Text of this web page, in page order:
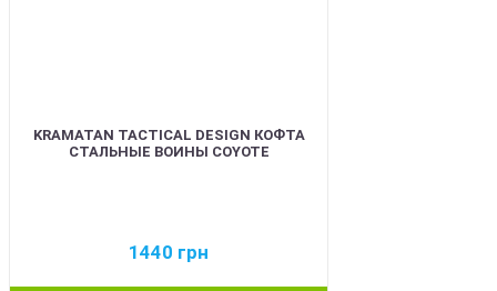
KRAMATAN TACTICAL DESIGN КОФТА
СТАЛЬНЫЕ ВОИНЫ COYOTE
1440 грн